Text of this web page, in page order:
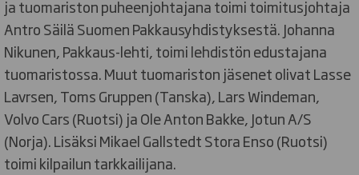
ja tuomariston puheenjohtajana toimi toimitusjohtaja
Antro Säilä Suomen Pakkausyhdistyksestä. Johanna
Nikunen, Pakkaus-lehti, toimi lehdistön edustajana
tuomaristossa. Muut tuomariston jäsenet olivat Lasse
Lavrsen, Toms Gruppen (Tanska), Lars Windeman,
Volvo Cars (Ruotsi) ja Ole Anton Bakke, Jotun A/S
(Norja). Lisäksi Mikael Gallstedt Stora Enso (Ruotsi)
toimi kilpailun tarkkailijana.